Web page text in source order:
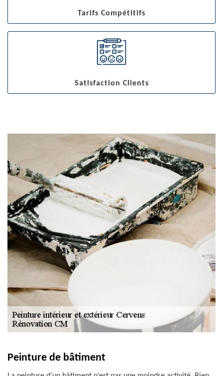
Tarifs Compétitifs
Satisfaction Clients
Peinture de bâtiment